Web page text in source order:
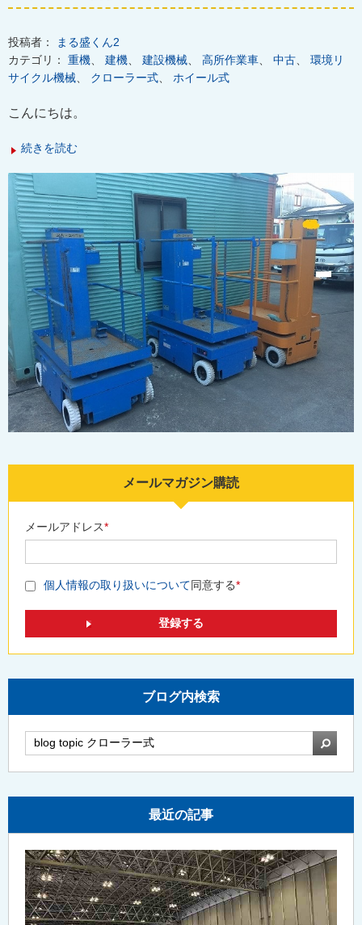
投稿者：
まる盛くん2
カテゴリ： 重機 建機 建設機械 高所作業車 中古
環境リ
サイクル機械
クローラー式 ホイール式
こんにちは。
続きを読む
メールマガジン購読
メールアドレス*
個人情報の取り扱いについて同意する*
ブログ内検索
検索
最近の記事